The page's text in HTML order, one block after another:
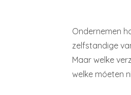
Ondernemen
zelfstandige
Maar welke
welke móeten